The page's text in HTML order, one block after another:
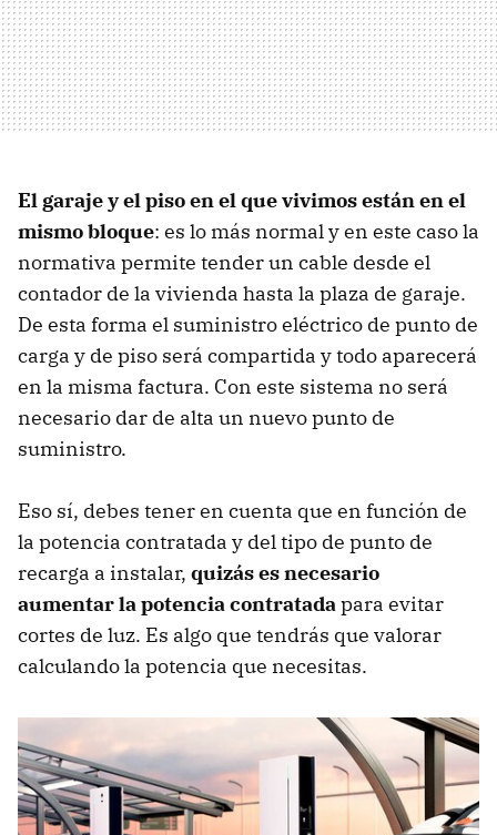
El garaje y el piso en el que vivimos están en el
mismo bloque: es lo más normal y en este caso la
normativa permite tender un cable desde el
contador de la vivienda hasta la plaza de garaje.
De esta forma el suministro eléctrico de punto de
carga y de piso será compartida y todo aparecerá
en la misma factura. Con este sistema no será
necesario dar de alta un nuevo punto de
suministro.
Eso sí, debes tener en cuenta que en función de
la potencia contratada y del tipo de punto de
recarga a instalar, quizás es necesario
aumentar la potencia contratadapara evitar
cortes de luz. Es algo que tendrás que valorar
calculando la potencia que necesitas.